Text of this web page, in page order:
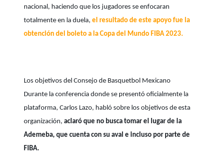
nacional, haciendo que los jugadores se enfocaran
totalmente en la duela,el resultado de este apoyo fue la
obtención del boleto a la Copa del Mundo FIBA 2023.
Los objetivos del Consejo de Basquetbol Mexicano
Durante la conferencia donde se presentó oficialmente la
plataforma, Carlos Lazo, habló sobre los objetivos de esta
organización,aclaró que no busca tomar el lugar de la
Ademeba, que cuenta con su aval e incluso por parte de
FIBA.